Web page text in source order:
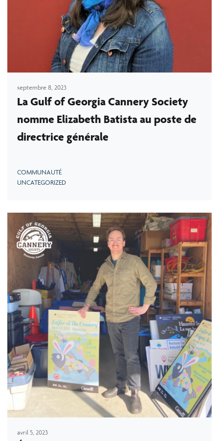
septembre 8, 2023
La Gulf of Georgia Cannery Society
nomme Elizabeth Batista au poste de
directrice générale
COMMUNAUTÉ
UNCATEGORIZED
avril 5, 2023